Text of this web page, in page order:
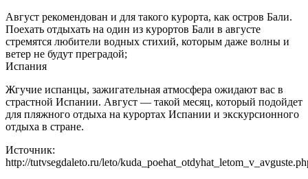
Август рекомендован и для такого курорта, как остров Бали.
Поехать отдыхать на один из курортов Бали в августе
стремятся любители водных стихий, которым даже волны и
ветер не будут преградой;
Испания
Жгучие испанцы, зажигательная атмосфера ожидают вас в
страстной Испании. Август — такой месяц, который подойдет
для пляжного отдыха на курортах Испании и экскурсионного
отдыха в стране.
Источник:
http://tutvsegdaleto.ru/leto/